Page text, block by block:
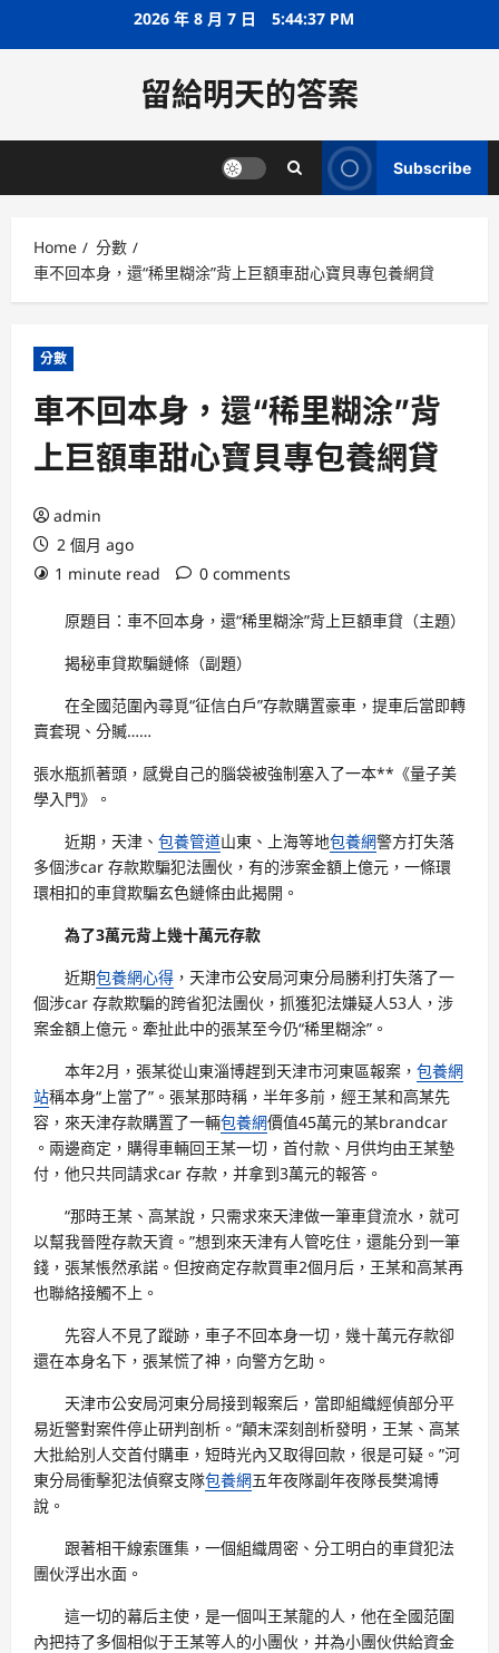
2026 年 8 月 7 日 5:44:38 PM
留給明天的答案
Subscribe
Home
分數
車不回本身，還“稀里糊涂”背上巨額車甜心寶貝專包養網貸
分數
車不回本身，還“稀里糊涂”背
上巨額車甜心寶貝專包養網貸
admin
2 個月 ago
1 minute read
0 comments
原題目：車不回本身，還“稀里糊涂”背上巨額車貸（主題）
揭秘車貸欺騙鏈條（副題）
在全國范圍內尋覓“征信白戶”存款購置豪車，提車后當即轉
賣套現、分贓……
張水瓶抓著頭，感覺自己的腦袋被強制塞入了一本**《量子美
學入門》。
近期，天津、 包養管道山東、上海等地包養網警方打失落
多個涉car 存款欺騙犯法團伙，有的涉案金額上億元，一條環
環相扣的車貸欺騙玄色鏈條由此揭開。
為了3萬元背上幾十萬元存款
近期包養網心得 ，天津市公安局河東分局勝利打失落了一
個涉car 存款欺騙的跨省犯法團伙，抓獲犯法嫌疑人53人，涉
案金額上億元。牽扯此中的張某至今仍“稀里糊涂”。
本年2月，張某從山東淄博趕到天津市河東區報案， 包養網
站稱本身“上當了”。張某那時稱，半年多前，經王某和高某先
容，來天津存款購置了一輛包養網價值45萬元的某brandcar
。兩邊商定，購得車輛回王某一切，首付款、月供均由王某墊
付，他只共同請求car 存款，并拿到3萬元的報答。
“那時王某、高某說，只需求來天津做一筆車貸流水，就可
以幫我晉陞存款天資。”想到來天津有人管吃住，還能分到一筆
錢，張某悵然承諾。但按商定存款買車2個月后，王某和高某再
也聯絡接觸不上。
先容人不見了蹤跡，車子不回本身一切，幾十萬元存款卻
還在本身名下，張某慌了神，向警方乞助。
天津市公安局河東分局接到報案后，當即組織經偵部分平
易近警對案件停止研判剖析。“顛末深刻剖析發明，王某、高某
大批給別人交首付購車，短時光內又取得回款，很是可疑。”河
東分局衝擊犯法偵察支隊包養網五年夜隊副年夜隊長樊鴻博
說。
跟著相干線索匯集，一個組織周密、分工明白的車貸犯法
團伙浮出水面。
這一切的幕后主使，是一個叫王某龍的人，他在全國范圍
內把持了多個相似于王某等人的小團伙，并為小團伙供給資金